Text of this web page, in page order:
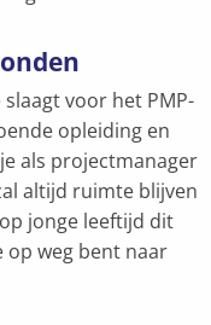
voor het PMP-
opleiding en
als projectmanager
altijd ruimte blijven
jonge leeftijd dit
op weg bent naar